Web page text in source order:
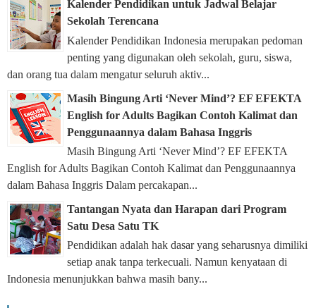
Kalender Pendidikan untuk Jadwal Belajar
Sekolah Terencana
Kalender Pendidikan Indonesia merupakan pedoman
penting yang digunakan oleh sekolah, guru, siswa,
dan orang tua dalam mengatur seluruh aktiv...
Masih Bingung Arti ‘Never Mind’? EF EFEKTA
English for Adults Bagikan Contoh Kalimat dan
Penggunaannya dalam Bahasa Inggris
Masih Bingung Arti ‘Never Mind’? EF EFEKTA
English for Adults Bagikan Contoh Kalimat dan Penggunaannya
dalam Bahasa Inggris Dalam percakapan...
Tantangan Nyata dan Harapan dari Program
Satu Desa Satu TK
Pendidikan adalah hak dasar yang seharusnya dimiliki
setiap anak tanpa terkecuali. Namun kenyataan di
Indonesia menunjukkan bahwa masih bany...